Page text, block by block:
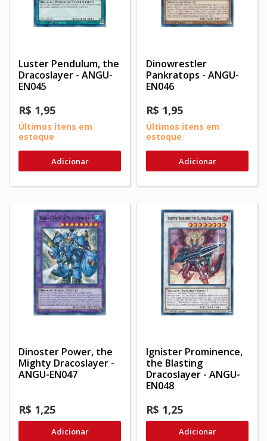
Luster Pendulum, the
Dracoslayer - ANGU-
EN045
R$ 1,95
Últimos itens em
estoque
Adicionar
Dinowrestler
Pankratops - ANGU-
EN046
R$ 1,95
Últimos itens em
estoque
Adicionar
Dinoster Power, the
Mighty Dracoslayer -
ANGU-EN047
R$ 1,25
Adicionar
Ignister Prominence,
the Blasting
Dracoslayer - ANGU-
EN048
R$ 1,25
Adicionar